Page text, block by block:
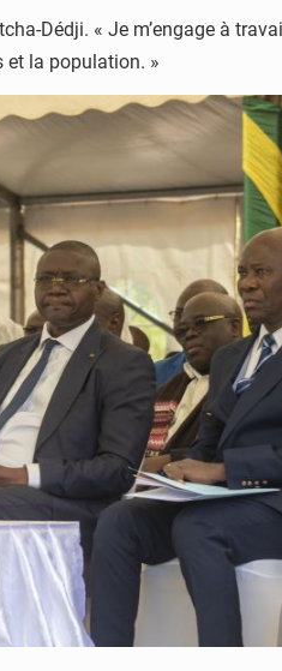
Dédji. « Je m’engage à
et la population. »